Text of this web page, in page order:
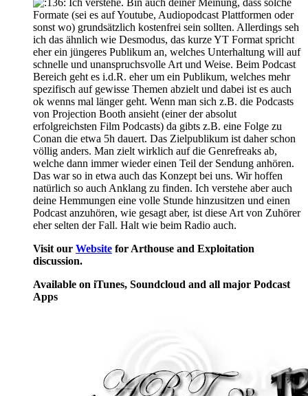
Formate (sei es auf Youtube, Audiopodcast Plattformen oder
sonst wo) grundsätzlich kostenfrei sein sollten. Allerdings seh
ich das ähnlich wie Desmodus, das kurze YT Format spricht
eher ein jüngeres Publikum an, welches Unterhaltung will auf
schnelle und unanspruchsvolle Art und Weise. Beim Podcast
Bereich geht es i.d.R. eher um ein Publikum, welches mehr
spezifisch auf gewisse Themen abzielt und dabei ist es auch
ok wenns mal länger geht. Wenn man sich z.B. die Podcasts
von Projection Booth ansieht (einer der absolut
erfolgreichsten Film Podcasts) da gibts z.B. eine Folge zu
Conan die etwa 5h dauert. Das Zielpublikum ist daher schon
völlig anders. Man zielt wirklich auf die Genrefreaks ab,
welche dann immer wieder einen Teil der Sendung anhören.
Das war so in etwa auch das Konzept bei uns. Wir hoffen
natürlich so auch Anklang zu finden. Ich verstehe aber auch
deine Hemmungen eine volle Stunde hinzusitzen und einen
Podcast anzuhören, wie gesagt aber, ist diese Art von Zuhörer
eher selten der Fall. Halt wie beim Radio auch.
Visit our Website for Arthouse and Exploitation
discussion.
Available on iTunes, Soundcloud and all major Podcast
Apps